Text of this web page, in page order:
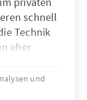
schnell
Technik
eher
auch
und